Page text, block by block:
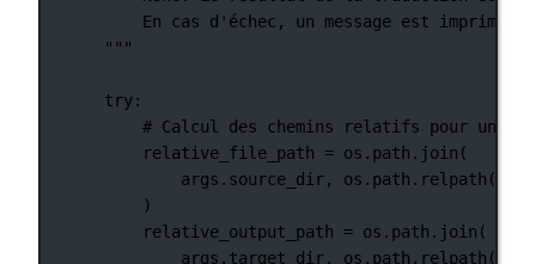
En cas d'échec, un message est
"""
try:
# Calcul des chemins relatifs pour un
relative_file_path = os.path.join(
args.source_dir,
)
relative_output_path = os.path.join(
args.target_dir,